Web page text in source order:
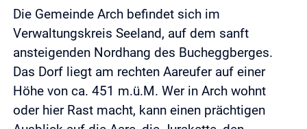
Die Gemeinde Arch befindet sich im
Verwaltungskreis Seeland, auf dem sanft
ansteigenden Nordhang des Bucheggberges.
Das Dorf liegt am rechten Aareufer auf einer
Höhe von ca. 451 m.ü.M. Wer in Arch wohnt
oder hier Rast macht, kann einen prächtigen